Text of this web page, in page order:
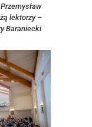
lektorzy –
Baraniecki